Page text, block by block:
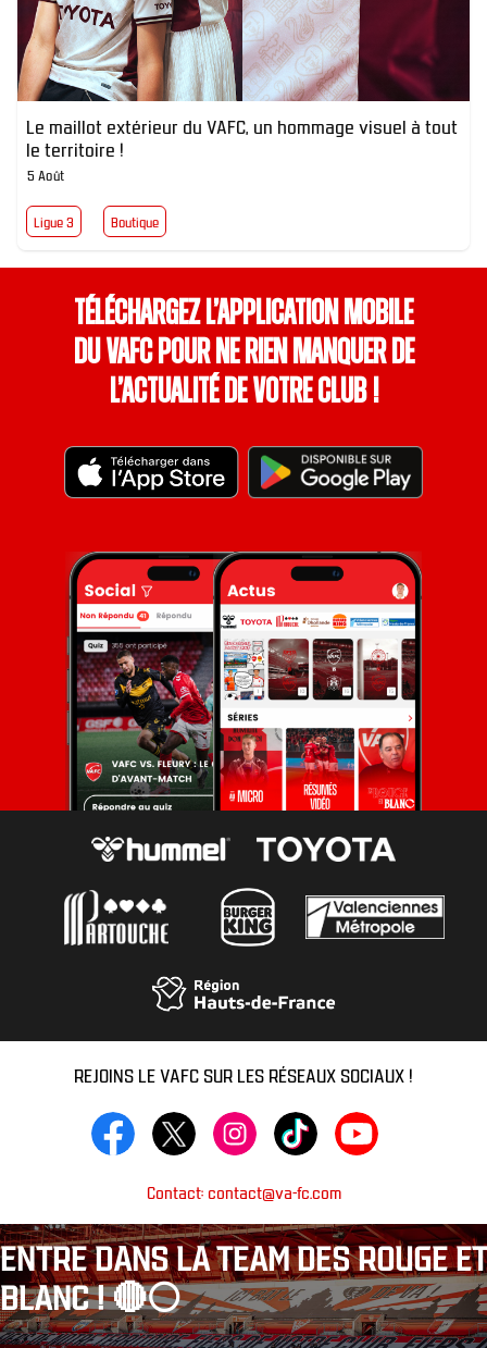
Le maillot extérieur du VAFC, un hommage visuel à tout
le territoire !
5 Août
Ligue 3 Boutique
Téléchargez l’application mobile
du VAFC pour ne rien manquer de
l’actualité de votre club !
REJOINS LE VAFC SUR LES RÉSEAUX SOCIAUX !
Contact: contact@va-fc.com
ENTRE DANS LA TEAM DES ROUGE ET
BLANC ! 🔴⚪️